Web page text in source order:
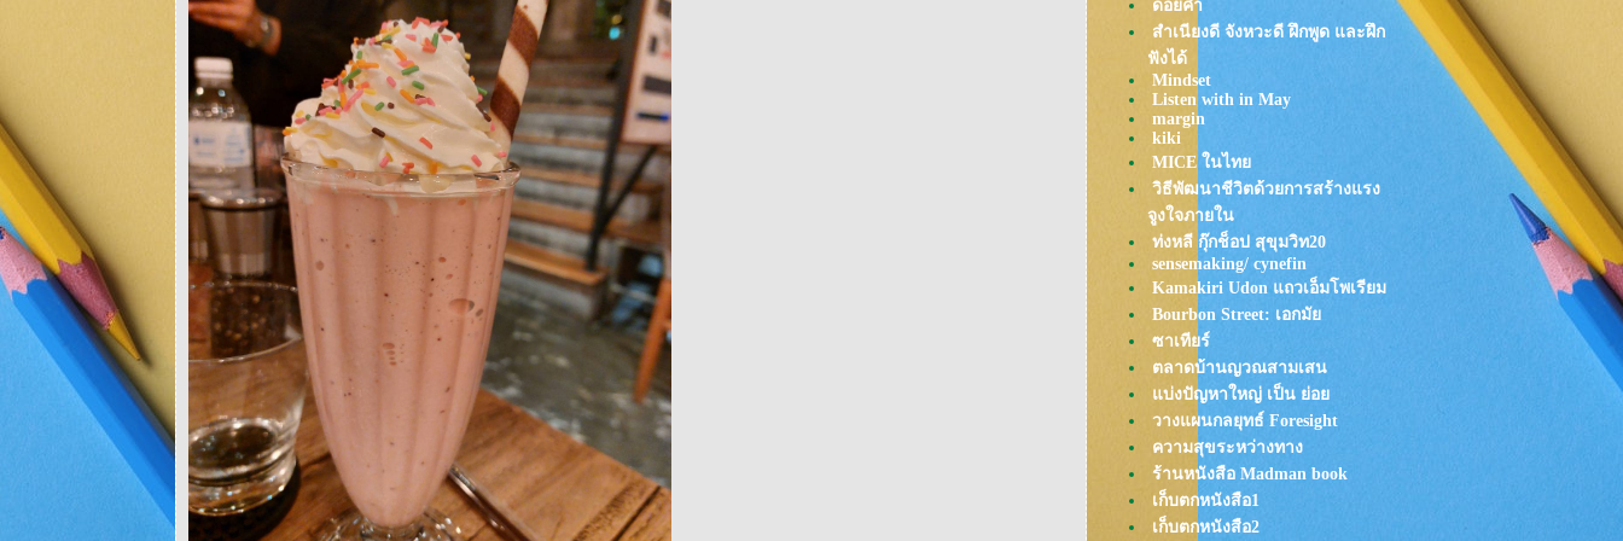
อร่อยของหมูราดซอส
ตะลุยแพร่งนรา รอบ2
Ohachi Butadon หมูย่างเตาถ่าน ที่
ซ่อนตัวบนลิโด้ (สยาม)
กุยช่าย ตอกไข่ (ขอปันใจจาก
กุยช่าย ตลาดพลูแปปนึง)
ขนมฝรั่งกุฎีจีน สดๆอุ่นๆกรุ่นๆ
จาก"เตา"
Henryfry: ไก่ทอดในตำนาน รอ
คอยมานาน กว่าจะได้กิน
"ข้าวต้มกระดูกหมู" เยาวราช
Tonkatsu TOKU (ทงคัตสึ อร่อ
ขั้นสุด!)
เท๊กซัส สุกี้: ไม่อ้วนได้ไง อร่อ
ขนาดนี้!
ดับร้อน ย้อมใจ ด้วย ไอศครีม"ร้าน
อำนวย"
ที่สุดของ "ต้มเลือดหมู":
สุขุมวิท23
"บรรทัดทอง"แลนด์ : ดินแดน
ดอยคำ
สำเนียงดี จังหวะดี ฝึกพูด และฝึก
ฟังได้
Mindset
Listen with in May
margin
kiki
MICE ในไท
วิธีพัฒนาชีวิตด้วยการสร้างแรง
จูงใจภายใน
ท่งหลี กุ๊กช็อป สุขุมวิท20
sensemaking/ cynefin
Kamakiri Udon แถวเอ็มโพเรียม
Bourbon Street: เอกมั
ซาเทียร์
ตลาดบ้านญวณสามเสน
บ่งปัญหาใหญ่ เป็น ย่อ
วางแผนกลยุทธ์ Foresight
ความสุขระหว่างทาง
ร้านหนังสือ Madman book
เก็บตกหนังสือ1
เก็บตกหนังสือ2